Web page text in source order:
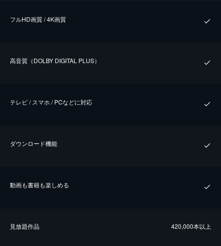
フルHD画質 / 4K画質
⾼⾳質（DOLBY DIGITAL PLUS）
テレビ / スマホ / PCなどに対応
ダウンロード機能
動画も書籍も楽しめる
⾒放題作品 420,000本以上